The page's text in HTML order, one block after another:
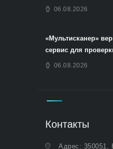
06.08.2026
«Мультисканер»
сервис для
06.08.2026
Контакты
Адрес: 350051,